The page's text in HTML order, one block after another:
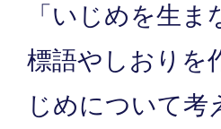
「いじめを生
標語やしおりを
じめについて考